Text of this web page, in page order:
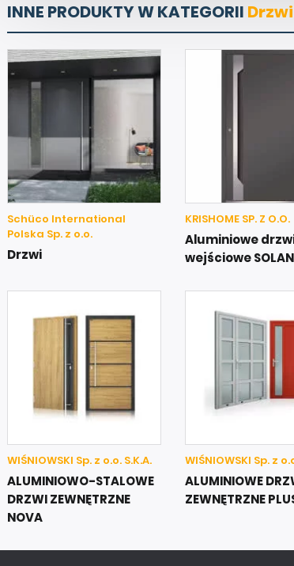
INNE PRODUKTY W KATEGORII
Schüco International
Polska Sp. z o.o.
Drzwi
KRISHOME SP. Z O.O.
Aluminiowe
wejściowe
WIŚNIOWSKI Sp. z o.o. S.K.A.
ALUMINIOWO-STALOWE
DRZWI ZEWNĘTRZNE
NOVA
WIŚNIOWSKI Sp. z
ALUMINIOWE
ZEWNĘTRZNE